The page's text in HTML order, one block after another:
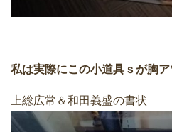
私は実際にこの小道具ｓが胸ア
上総広常＆和田義盛の書状